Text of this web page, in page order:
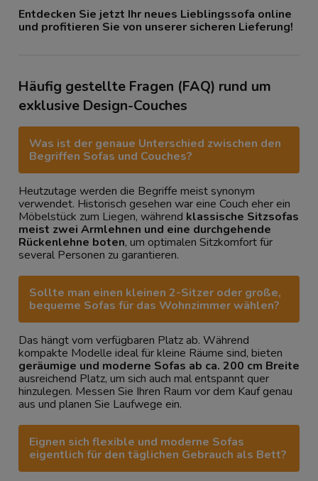
Entdecken Sie jetzt Ihr neues Lieblingssofa online
und profitieren Sie von unserer sicheren Lieferung!
Häufig gestellte Fragen (FAQ) rund um
exklusive Design-Couches
Was ist der genaue Unterschied zwischen den
Begriffen Sofas und Couches?
Heutzutage werden die Begriffe meist synonym
verwendet. Historisch gesehen war eine Couch eher ein
Möbelstück zum Liegen, während klassische Sitzsofas
meist zwei Armlehnen und eine durchgehende
Rückenlehne boten, um optimalen Sitzkomfort für
several Personen zu garantieren.
Sollte man einen kleinen 2-Sitzer oder große,
bequeme Sofas für das Wohnzimmer wählen?
Das hängt vom verfügbaren Platz ab. Während
kompakte Modelle ideal für kleine Räume sind, bieten
geräumige und moderne Sofas ab ca. 200 cm Breite
ausreichend Platz, um sich auch mal entspannt quer
hinzulegen. Messen Sie Ihren Raum vor dem Kauf genau
aus und planen Sie Laufwege ein.
Eignen sich flexible und moderne Sofas
eigentlich für den täglichen Gebrauch als Bett?